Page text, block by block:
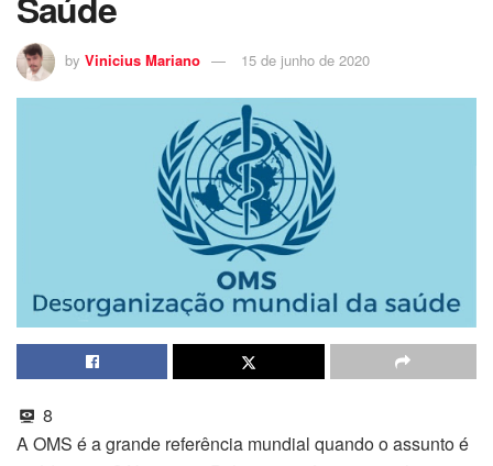
by Vinicius Mariano 15 de junho de 2020
8
A OMS é a grande referência mundial quando o assunto é